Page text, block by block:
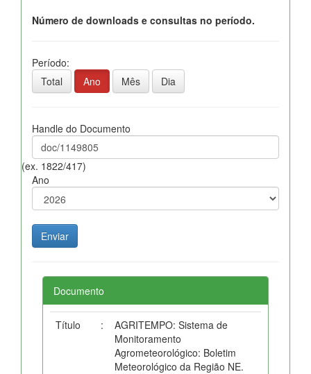
Número de downloads e consultas no período.
Período:
Total
Ano Mês Dia
Handle do Documento
(ex. 1822/417)
Ano
Documento
Título :
AGRITEMPO: Sistema de
Monitoramento
Agrometeorológico: Boletim
Meteorológico da Região NE.